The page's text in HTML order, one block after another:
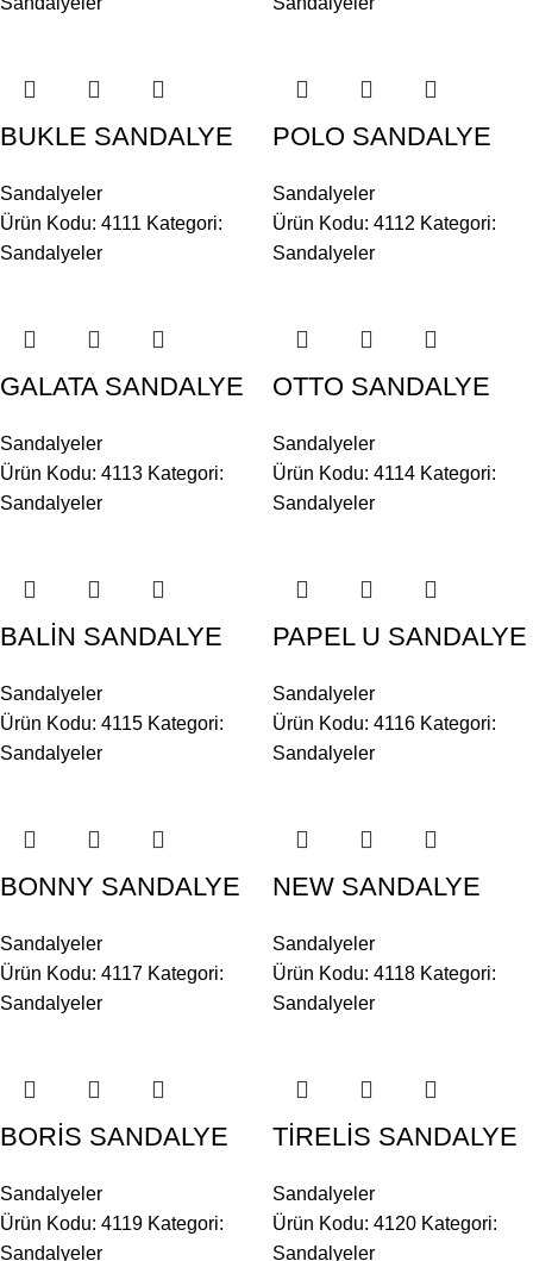
BUKLE SANDALYE
Sandalyeler
Ürün Kodu: 4111 Kategori:
Sandalyeler
POLO SANDALYE
Sandalyeler
Ürün Kodu: 4112 Kategori:
Sandalyeler
GALATA SANDALYE
Sandalyeler
Ürün Kodu: 4113 Kategori:
Sandalyeler
OTTO SANDALYE
Sandalyeler
Ürün Kodu: 4114 Kategori:
Sandalyeler
BALİN SANDALYE
Sandalyeler
Ürün Kodu: 4115 Kategori:
Sandalyeler
PAPEL U SANDALYE
Sandalyeler
Ürün Kodu: 4116 Kategori:
Sandalyeler
BONNY SANDALYE
Sandalyeler
Ürün Kodu: 4117 Kategori:
Sandalyeler
NEW SANDALYE
Sandalyeler
Ürün Kodu: 4118 Kategori:
Sandalyeler
BORİS SANDALYE
Sandalyeler
Ürün Kodu: 4119 Kategori:
Sandalyeler
TİRELİS SANDALYE
Sandalyeler
Ürün Kodu: 4120 Kategori:
Sandalyeler